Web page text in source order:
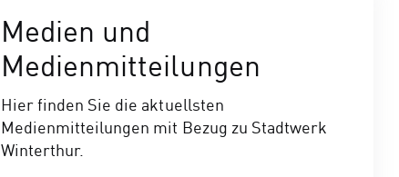
Medien und
Medienmitteilungen
Hier finden Sie die aktuellsten
Medienmitteilungen mit Bezug zu Stadtwerk
Winterthur.